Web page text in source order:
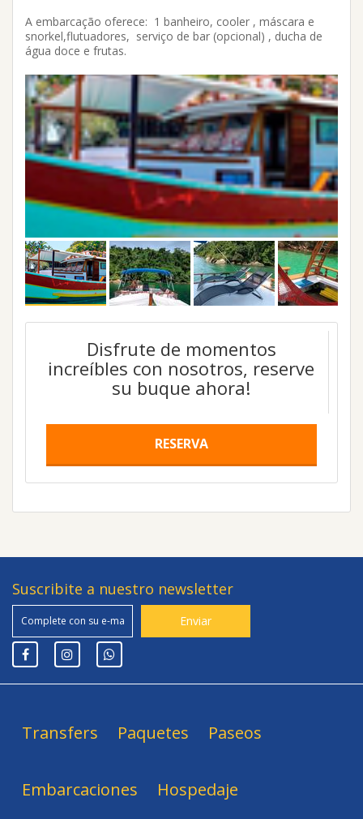
A embarcação oferece: 1 banheiro, cooler , máscara e
snorkel,flutuadores, serviço de bar (opcional) , ducha de
água doce e frutas.
Disfrute de momentos
increíbles con nosotros, reserve
su buque ahora!
RESERVA
Suscribite a nuestro newsletter
Transfers Paquetes Paseos
Embarcaciones Hospedaje